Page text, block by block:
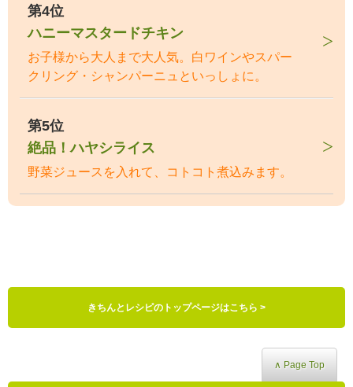
第4位
ハニーマスタードチキン
お子様から大人まで大人気。白ワインやスパー
クリング・シャンパーニュといっしょに。
第5位
絶品！ハヤシライス
野菜ジュースを入れて、コトコト煮込みます。
きちんとレシピのトップページはこちら >
∧ Page Top